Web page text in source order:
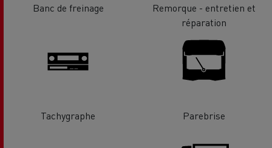
Banc de freinage
Remorque - entretien et
réparation
Tachygraphe Parebrise